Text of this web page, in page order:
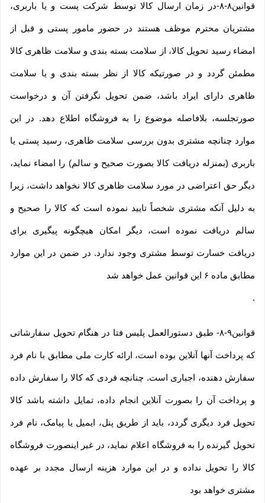
قوانین۸-۸-در زمان ارسال کالا توسط شرکت پست و یا باربری،
مشتریان محترم موظف هستند در حضور مامور پستی و قبل از
امضاء رسید تحویل کالا، از سلامت بسته بندی و سلامت ظاهری کالا
مطمئن گردد و در صورتیکه کالا از نظر بسته بندی و یا سلامت
ظاهری دارای ایراد باشد، ضمن تحویل نگرفتن آن و درخواست
صورتجلسه، بلافاصله موضوع را به فروشگاه اطلاع دهد. در این
موارد چنانچه مشتری بدون بررسی سلامت ظاهری، رسید پستی یا
باربری (بمنزله دریافت کالا بصورت صحیح و سالم) را امضاء نماید،
دیگر حق اعتراضی در مورد سلامت ظاهری کالا نخواهد داشت، زیرا
به دلیل آنکه مشتری شخصاً تایید نموده است که کالا را صحیح و
سالم دریافت نموده است، دیگر امکان هیچگونه پیگیری برای
دریافت خسارت توسط مشتری وجود ندارد. در ضمن در این موارد
مطابق ماده ۶ این قوانین عمل خواهد شد
.
قوانین۹-۸- طبق دستورالعمل پلیس فتا در هنگام تحویل سفارشاتی
که پرداخت آنها آنلاین بوده است، ارائه کارت ملی مطابق با نام فرد
سفارش دهنده، اجباری است. چنانچه فردی که کالا را سفارش داده
و پرداخت آن را بصورت آنلاین انجام داده، تمایل داشته باشد کالا
تحویل فرد دیگری گردد، باید از طریق پنل، ایمیل یا پیامک، نام فرد
تحویل گیرنده را به فروشگاه اعلام نماید، در غیر اینصورت فروشگاه
کالا را تحویل نداده و در این موارد هزینه ارسال مجدد بر عهده
مشتری خواهد بود